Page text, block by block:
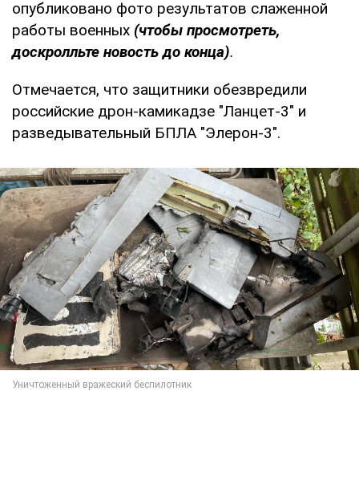
опубликовано фото результатов слаженной
работы военных (чтобы просмотреть,
доскролльте новость до конца).
Отмечается, что защитники обезвредили
российские дрон-камикадзе "Ланцет-3" и
разведывательный БПЛА "Элерон-3".